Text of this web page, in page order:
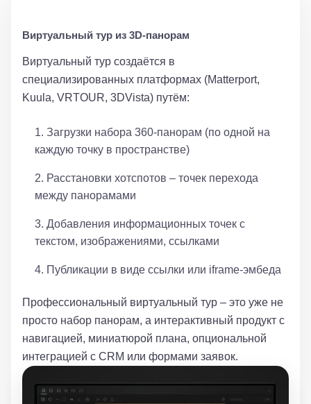
Виртуальный тур из 3D-панорам
Виртуальный тур создаётся в
специализированных платформах (Matterport,
Kuula, VRTOUR, 3DVista) путём:
Загрузки набора 360-панорам (по одной на
каждую точку в пространстве)
Расстановки хотспотов – точек перехода
между панорамами
Добавления информационных точек с
текстом, изображениями, ссылками
Публикации в виде ссылки или iframe-эмбеда
Профессиональный виртуальный тур – это уже не
просто набор панорам, а интерактивный продукт с
навигацией, миниатюрой плана, опциональной
интеграцией с CRM или формами заявок.